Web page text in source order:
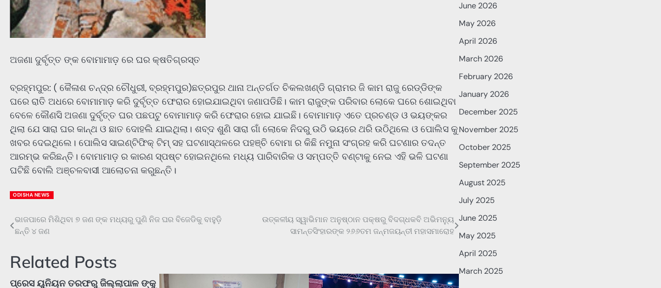
ଅଜଣା ଦୁର୍ବୃତ୍ତ ଙ୍କ ବୋମାମାଡ଼ ରେ ଘର କ୍ଷତିଗ୍ରସ୍ତ
ବ୍ରହ୍ମପୁର: ( କୈଳାଶ ଚନ୍ଦ୍ର ଚୌଧୁରୀ, ବ୍ରହ୍ମପୁର)ଛତ୍ରପୁର ଥାନା ଅନ୍ତର୍ଗତ ଚିକଲଖଣ୍ଡି ଗ୍ରାମର ଜି କାମ ରାଜୁ ରେଡ୍ଡିଙ୍କ
ଘରେ ରାତି ଅଧରେ ବୋମାମାଡ଼ କରି ଦୁର୍ବୃତ୍ତ ଫେରାର ହୋଇଯାଇଥିବା ଜଣାପଡିଛି। କାମ ରାଜୁଙ୍କ ପରିବାର ଲୋକେ ଘରେ ଶୋଇଥିବା
ବେଳେ କୌଣସି ଅଜଣା ଦୁର୍ବୃତ୍ତ ଘର ପଛପଟୁ ବୋମାମାଡ଼ କରି ଫେରାର ହୋଇ ଯାଇଛି। ବୋମାମାଡ଼ ଏତେ ପ୍ରଚଣ୍ଡ ଓ ଭୟଙ୍କର
ଥିଲା ଯେ ସାରା ଘର କାନ୍ଥ ଓ ଛାତ ଦୋହଲି ଯାଇଥିଲା। ଶବ୍ଦ ଶୁଣି ସାରା ଗାଁ ଲୋକେ ନିଦରୁ ଉଠି ଭୟରେ ଥରି ଉଠିଥିଲେ ଓ ପୋଲିସ କୁ
ଖବର ଦେଇଥିଲେ। ପୋଲିସ ସାଇଣ୍ଟିଫିକ୍ ଟିମ୍ ସହ ଘଟଣାସ୍ଥଳରେ ପହଞ୍ଚି ବୋମା ର କିଛି ନମୁନା ସଂଗ୍ରହ କରି ଘଟଣାର ତଦନ୍ତ
ଆରମ୍ଭ କରିଛନ୍ତି। ବୋମାମାଡ଼ ର କାରଣ ସ୍ପଷ୍ଟ ହୋଇନଥିଲେ ମଧ୍ୟ ପାରିବାରିକ ଓ ସମ୍ପତ୍ତି ବଣ୍ଟାକୁ ନେଇ ଏହି ଭଳି ଘଟଣା
ଘଟିଛି ବୋଲି ଅଞ୍ଚଳବାସୀ ଆଲୋଚନା କରୁଛନ୍ତି।
ODISHA NEWS
Post
navigation
ଭାଜପାରେ ମିଶିଥିବା ୭ ଜଣ ଙ୍କ ମଧ୍ୟରୁ ପୁଣି ନିଜ ଘର ବିଜେଡିକୁ ବାହୁଡ଼ି
ଛନ୍ତି ୪ ଜଣ
ଉତ୍କଳୀୟ ସ୍ୱାଭିମାନ ଅନୁଷ୍ଠାନ ପକ୍ଷରୁ ବିଦଗ୍ଧକବି ଅଭିମନ୍ୟୁ
ସାମନ୍ତସିଂହାରଙ୍କ ୨୬୬ତମ ଜନ୍ମଜୟନ୍ତୀ ମହାସମାରୋହ
Related Posts
ପ୍ରେସ ୟୁନିୟନ ତରଫରୁ ଜିଲ୍ଲାପାଳ ଙ୍କୁ
June 2026
May 2026
April 2026
March 2026
February 2026
January 2026
December 2025
November 2025
October 2025
September 2025
August 2025
July 2025
June 2025
May 2025
April 2025
March 2025